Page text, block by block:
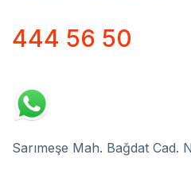
444 56 50
Sarımeşe Mah. Bağdat Cad.